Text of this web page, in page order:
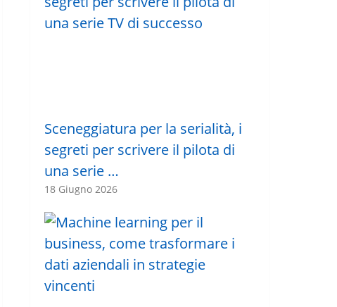
Sceneggiatura per la serialità, i
segreti per scrivere il pilota di
una serie …
18 Giugno 2026